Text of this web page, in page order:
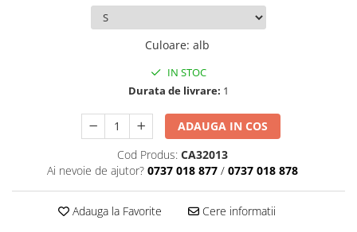
Culoare: alb
IN STOC
Durata de livrare: 1
ADAUGA IN COS
Cod Produs: CA32013
Ai nevoie de ajutor? 0737 018 877 / 0737 018 878
Adauga la Favorite Cere informatii